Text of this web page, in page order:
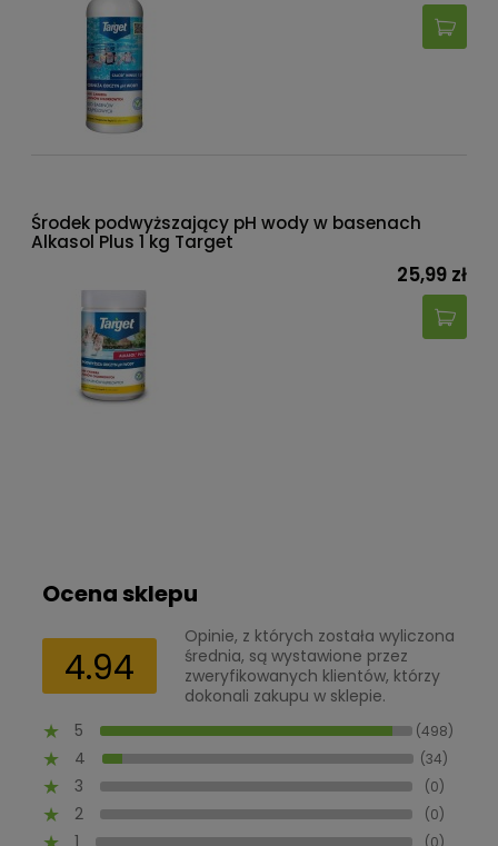
Środek podwyższający pH wody w basenach
Alkasol Plus 1 kg Target
25,99 zł
Ocena sklepu
4.94
Opinie, z których została wyliczona
średnia, są wystawione przez
zweryfikowanych klientów, którzy
dokonali zakupu w sklepie.
5
(498)
4 (34)
3 (0)
2 (0)